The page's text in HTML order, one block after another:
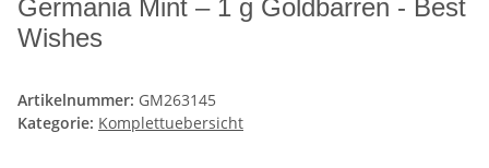
Germania Mint – 1 g Goldbarren - Best
Wishes
Artikelnummer: GM263145
Kategorie: Komplettuebersicht